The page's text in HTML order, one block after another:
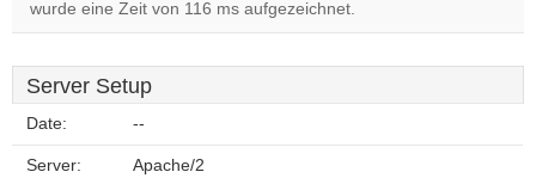
wurde eine Zeit von 116 ms aufgezeichnet.
Server Setup
Date: --
Server: Apache/2